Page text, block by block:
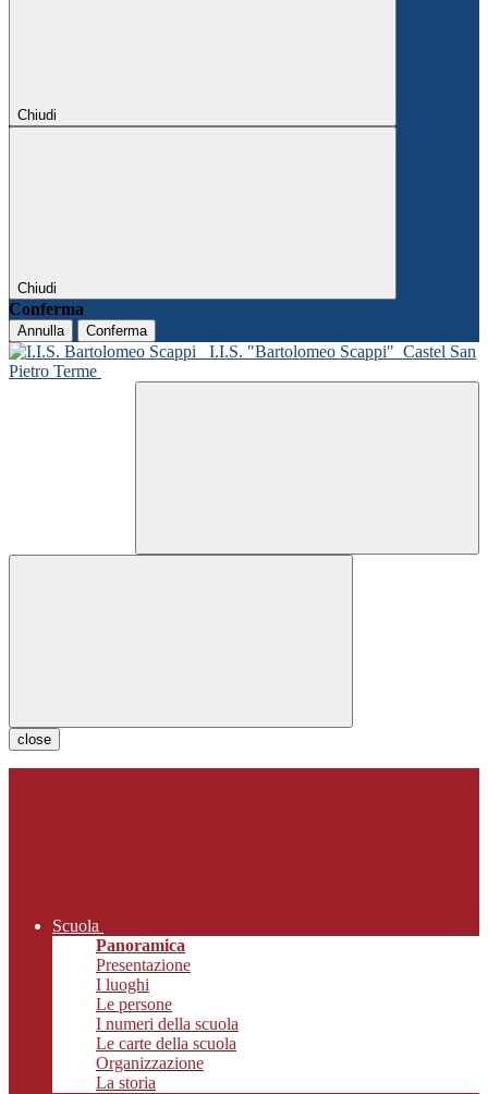
Chiudi
Chiudi
Conferma
Annulla Conferma
I.I.S. "Bartolomeo Scappi" Castel San
Pietro Terme
close
Scuola
Panoramica
Presentazione
I luoghi
Le persone
I numeri della scuola
Le carte della scuola
Organizzazione
La storia